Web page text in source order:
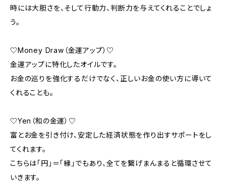
時には大胆さを、そして行動力、判断力を与えてくれることでしょ
う。
♡Money Draw（金運アップ）♡
金運アップに特化したオイルです。
お金の巡りを強化するだけでなく、正しいお金の使い方に導いて
くれることも。
♡Yen（和の金運）♡
富とお金を引き付け、安定した経済状態を作り出すサポートをし
てくれます。
こちらは「円」＝「縁」でもあり、全てを繋げまんまると循環させて
いきます。